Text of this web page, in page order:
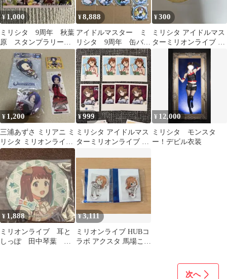
¥1,000
ミリシタ 9周年 秋葉
原 スタンプラリー
限定 クリアファイ
ル アイドルマスター
¥8,888
アイドルマスター ミ
リシタ 9周年 缶バッ
ジ 765ASセット
¥300
ミリシタ アイドルマス
ターミリオンライブ 中
谷育 フォト風カード チ
ェキ くじ
¥ 1,200
三浦あずさ ミリアニ ミ
リシタ ミリオンライブ
ラバスト 缶バッジ
¥999
ミリシタ アイドルマス
ターミリオンライブ 秋
¥ 12,000
ミリシタ モンスタ
ー！デビル衣装
¥ 1,888
ミリオンライブ 耳と
しっぽ 田中琴葉 缶
¥3,111
ミリオンライブ HUBコ
ラボ アクスタ 馬場この
次へ